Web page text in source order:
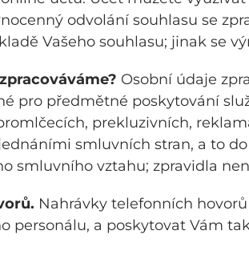
odvolání souhlasu se
Vašeho souhlasu; jinak se
Osobní údaje
pro předmětné poskytování
prekluzivních,
smluvních stran, a to
smluvního vztahu; zpravidla
Nahrávky telefonních
personálu, a poskytovat Vám